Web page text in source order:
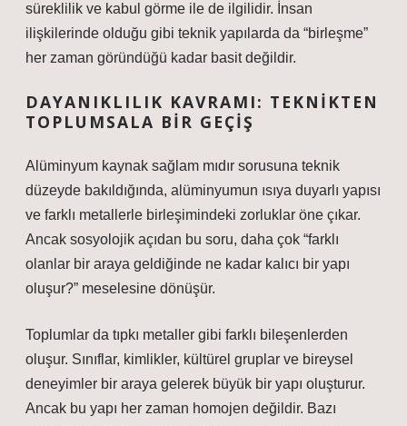
süreklilik ve kabul görme ile de ilgilidir. İnsan
ilişkilerinde olduğu gibi teknik yapılarda da “birleşme”
her zaman göründüğü kadar basit değildir.
DAYANIKLILIK KAVRAMI: TEKNIKTEN
TOPLUMSALA BIR GEÇIŞ
Alüminyum kaynak sağlam mıdır sorusuna teknik
düzeyde bakıldığında, alüminyumun ısıya duyarlı yapısı
ve farklı metallerle birleşimindeki zorluklar öne çıkar.
Ancak sosyolojik açıdan bu soru, daha çok “farklı
olanlar bir araya geldiğinde ne kadar kalıcı bir yapı
oluşur?” meselesine dönüşür.
Toplumlar da tıpkı metaller gibi farklı bileşenlerden
oluşur. Sınıflar, kimlikler, kültürel gruplar ve bireysel
deneyimler bir araya gelerek büyük bir yapı oluşturur.
Ancak bu yapı her zaman homojen değildir. Bazı